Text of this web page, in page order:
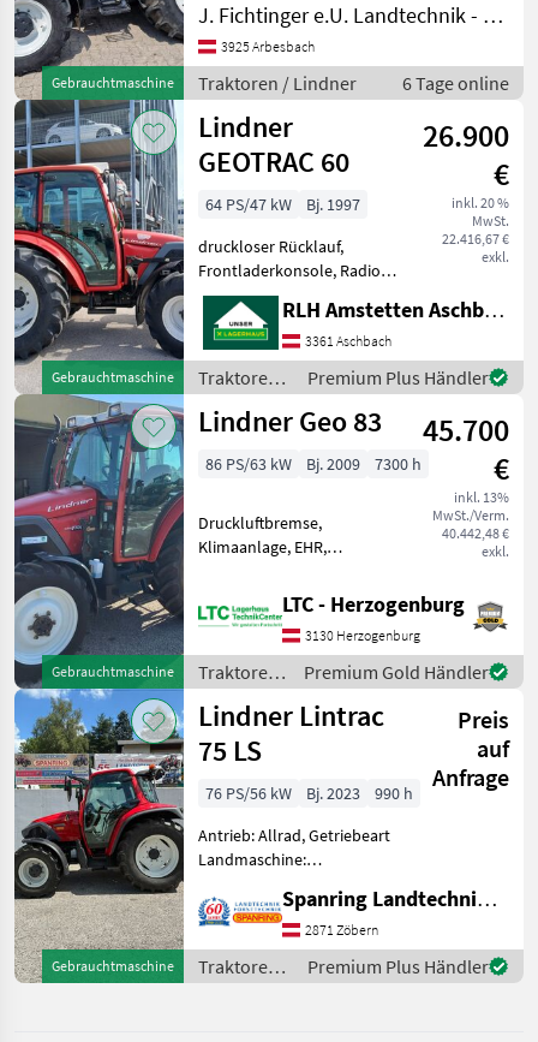
Gebrauchtmaschine
Bolzengröße
Anhängevorrichtung (mm):
32mm, Aufladung:
Turbolader,
Höchstgeschwindigkeit in
km/h: 40 km
J. Fichtinger e.U. Landtechnik - Metalltechnik
3925 Arbesbach
Traktoren / Lindner 6 Tage online
Gebrauchtmaschine
Lindner
GEOTRAC 60
26.900
€
inkl. 20 %
MwSt.
22.416,67 €
exkl.
64 PS/47 kW
Bj. 1997
druckloser Rücklauf,
Frontladerkonsole, Radio,
Außenbedienung
Heckhydraulik
Zusatzhubzylinder 2 x
Steuergeräte
doppeltwirkend Service u.
Pickerl neu Bj. 10/1997 8430
Bh
RLH Amstetten Aschbach
3361 Aschbach
Traktoren /
Lindner
Premium Plus Händler
Gebrauchtmaschine
Lindner Geo 83
45.700
€
inkl. 13%
MwSt./Verm.
40.442,48 €
exkl.
86 PS/63 kW Bj. 2009 7300 h
Druckluftbremse,
Klimaanlage, EHR,
Fronthydraulik, druckloser
Rücklauf, Radio, Luftsitz,
Fahrzeugpapiere
vorhanden, Bolzengröße
Anhängevorrichtung (mm):
32
LTC - Herzogenburg
3130 Herzogenburg
Traktoren
/ Lindner
Premium Gold Händler
Gebrauchtmaschine
Lindner Lintrac
75 LS
Preis
auf
Anfrage
76 PS/56 kW Bj. 2023
990 h
Antrieb: Allrad, Getriebeart
Landmaschine:
Plattform: Kabine,
Zapfwellendrehzahl:
430/540/540E/1000,
Höchstgeschwindigkeit in
Spanring Landtechnik Gmbh
2871 Zöbern
Traktoren /
Lindner
Premium Plus Händler